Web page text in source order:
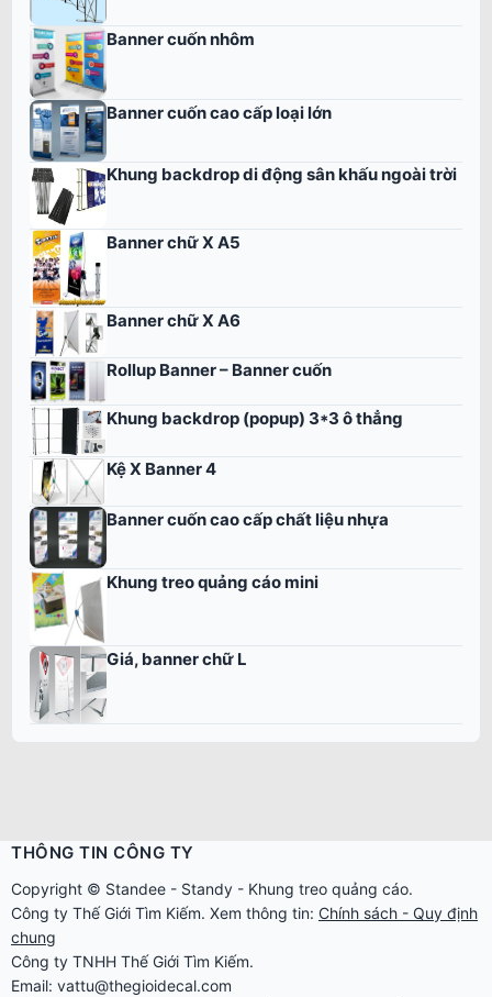
Banner cuốn nhôm
Banner cuốn cao cấp loại lớn
Khung backdrop di động sân khấu ngoài trời
Banner chữ X A5
Banner chữ X A6
Rollup Banner – Banner cuốn
Khung backdrop (popup) 3*3 ô thẳng
Kệ X Banner 4
Banner cuốn cao cấp chất liệu nhựa
Khung treo quảng cáo mini
Giá, banner chữ L
THÔNG TIN CÔNG TY
Copyright © Standee - Standy - Khung treo quảng cáo.
Công ty Thế Giới Tìm Kiếm. Xem thông tin: Chính sách - Quy định
chung
Công ty TNHH Thế Giới Tìm Kiếm.
Email: vattu@thegioidecal.com